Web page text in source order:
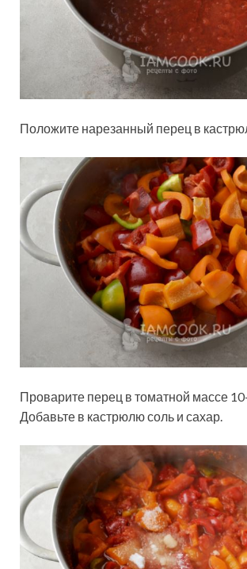
Положите нарезанный перец в
Проварите перец в томатной массе
Добавьте в кастрюлю соль и сахар.